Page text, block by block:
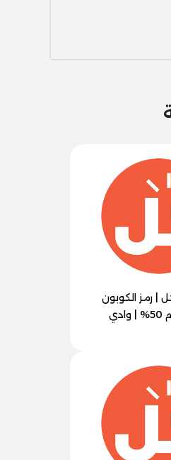
رمز الكوبون
(HA50) | خصم 50% | وادي